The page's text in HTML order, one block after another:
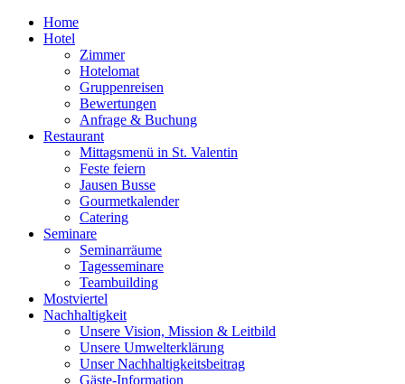
Home
Hotel
Zimmer
Hotelomat
Gruppenreisen
Bewertungen
Anfrage & Buchung
Restaurant
Mittagsmenü in St. Valentin
Feste feiern
Jausen Busse
Gourmetkalender
Catering
Seminare
Seminarräume
Tagesseminare
Teambuilding
Mostviertel
Nachhaltigkeit
Unsere Vision, Mission & Leitbild
Unsere Umwelterklärung
Unser Nachhaltigkeitsbeitrag
Gäste-Information